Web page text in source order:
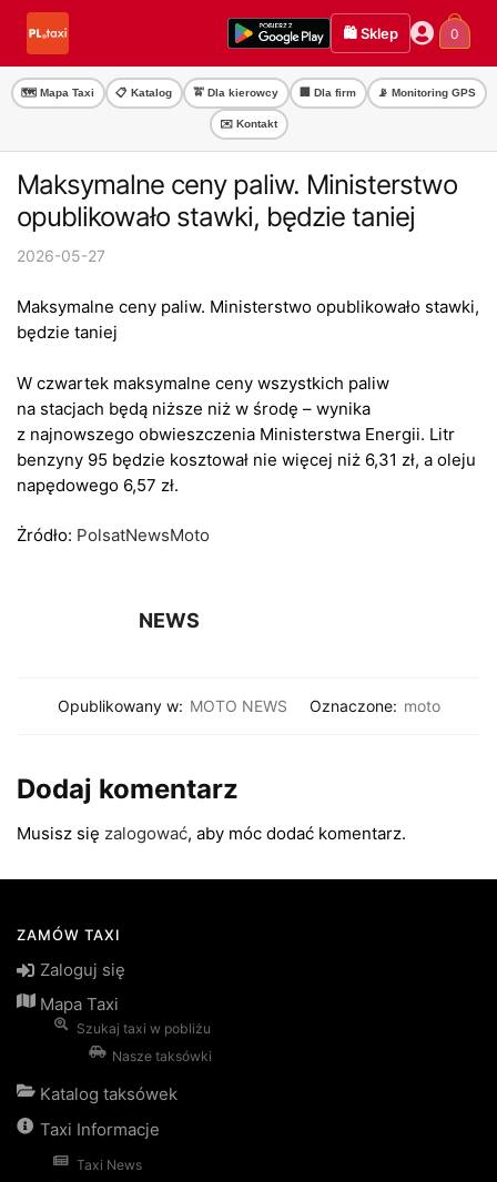
Przejdź
nawigacji
Przejdź
treści
🛍️ Sklep 0
🗺️ Mapa Taxi 📋 Katalog 🚖 Dla kierowcy 🏢 Dla firm 📡 Monitoring GPS
✉️ Kontakt
Maksymalne ceny paliw. Ministerstwo
opublikowało stawki, będzie taniej
2026-05-27
Maksymalne ceny paliw. Ministerstwo opublikowało stawki,
będzie taniej
W czwartek maksymalne ceny wszystkich paliw
na stacjach będą niższe niż w środę – wynika
z najnowszego obwieszczenia Ministerstwa Energii. Litr
benzyny 95 będzie kosztował nie więcej niż 6,31 zł, a oleju
napędowego 6,57 zł.
Żródło: PolsatNewsMoto
NEWS
Opublikowany w: MOTO NEWS Oznaczone: moto
Dodaj komentarz
Musisz się zalogować, aby móc dodać komentarz.
ZAMÓW TAXI
Zaloguj się
Mapa Taxi
Szukaj taxi w pobliżu
Nasze taksówki
Katalog taksówek
Taxi Informacje
Taxi News